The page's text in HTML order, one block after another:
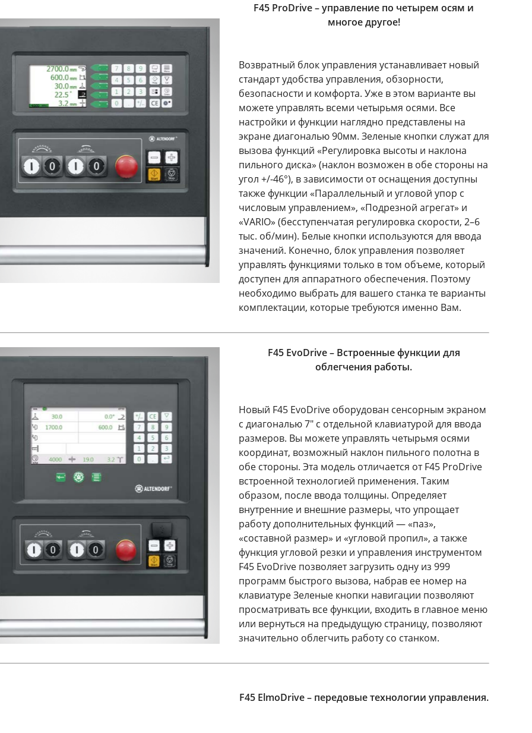
F45 ProDrive – управление по четырем осям и
многое другое!
Возвратный блок управления устанавливает новый
стандарт удобства управления, обзорности,
безопасности и комфорта. Уже в этом варианте вы
можете управлять всеми четырьмя осями. Все
настройки и функции наглядно представлены на
экране диагональю 90мм. Зеленые кнопки служат для
вызова функций «Регулировка высоты и наклона
пильного диска» (наклон возможен в обе стороны на
угол +/-46°), в зависимости от оснащения доступны
также функции «Параллельный и угловой упор с
числовым управлением», «Подрезной агрегат» и
«VARIO» (бесступенчатая регулировка скорости, 2–6
тыс. об/мин). Белые кнопки используются для ввода
значений. Конечно, блок управления позволяет
управлять функциями только в том объеме, который
доступен для аппаратного обеспечения. Поэтому
необходимо выбрать для вашего станка те варианты
комплектации, которые требуются именно Вам.
F45 EvoDrive – Встроенные функции для
облегчения работы.
Новый F45 EvoDrive оборудован сенсорным экраном
с диагональю 7" с отдельной клавиатурой для ввода
размеров. Вы можете управлять четырьмя осями
координат, возможный наклон пильного полотна в
обе стороны. Эта модель отличается от F45 ProDrive
встроенной технологией применения. Таким
образом, после ввода толщины. Определяет
внутренние и внешние размеры, что упрощает
работу дополнительных функций — «паз»,
«составной размер» и «угловой пропил», а также
функция угловой резки и управления инструментом
F45 EvoDrive позволяет загрузить одну из 999
программ быстрого вызова, набрав ее номер на
клавиатуре Зеленые кнопки навигации позволяют
просматривать все функции, входить в главное меню
или вернуться на предыдущую страницу, позволяют
значительно облегчить работу со станком.
F45 ElmoDrive – передовые технологии управления.